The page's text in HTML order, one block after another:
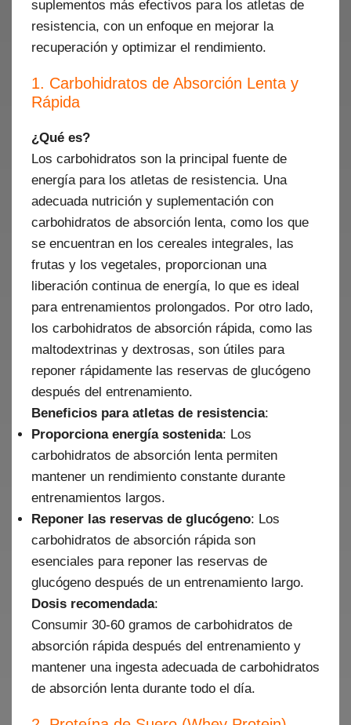
suplementos más efectivos para los atletas de
resistencia, con un enfoque en mejorar la
recuperación y optimizar el rendimiento.
1. Carbohidratos de Absorción Lenta y
Rápida
¿Qué es?
Los carbohidratos son la principal fuente de
energía para los atletas de resistencia. Una
adecuada nutrición y suplementación con
carbohidratos de absorción lenta, como los que
se encuentran en los cereales integrales, las
frutas y los vegetales, proporcionan una
liberación continua de energía, lo que es ideal
para entrenamientos prolongados. Por otro lado,
los carbohidratos de absorción rápida, como las
maltodextrinas y dextrosas, son útiles para
reponer rápidamente las reservas de glucógeno
después del entrenamiento.
Beneficios para atletas de resistencia:
Proporciona energía sostenida: Los
carbohidratos de absorción lenta permiten
mantener un rendimiento constante durante
entrenamientos largos.
Reponer las reservas de glucógeno: Los
carbohidratos de absorción rápida son
esenciales para reponer las reservas de
glucógeno después de un entrenamiento largo.
Dosis recomendada:
Consumir 30-60 gramos de carbohidratos de
absorción rápida después del entrenamiento y
mantener una ingesta adecuada de carbohidratos
de absorción lenta durante todo el día.